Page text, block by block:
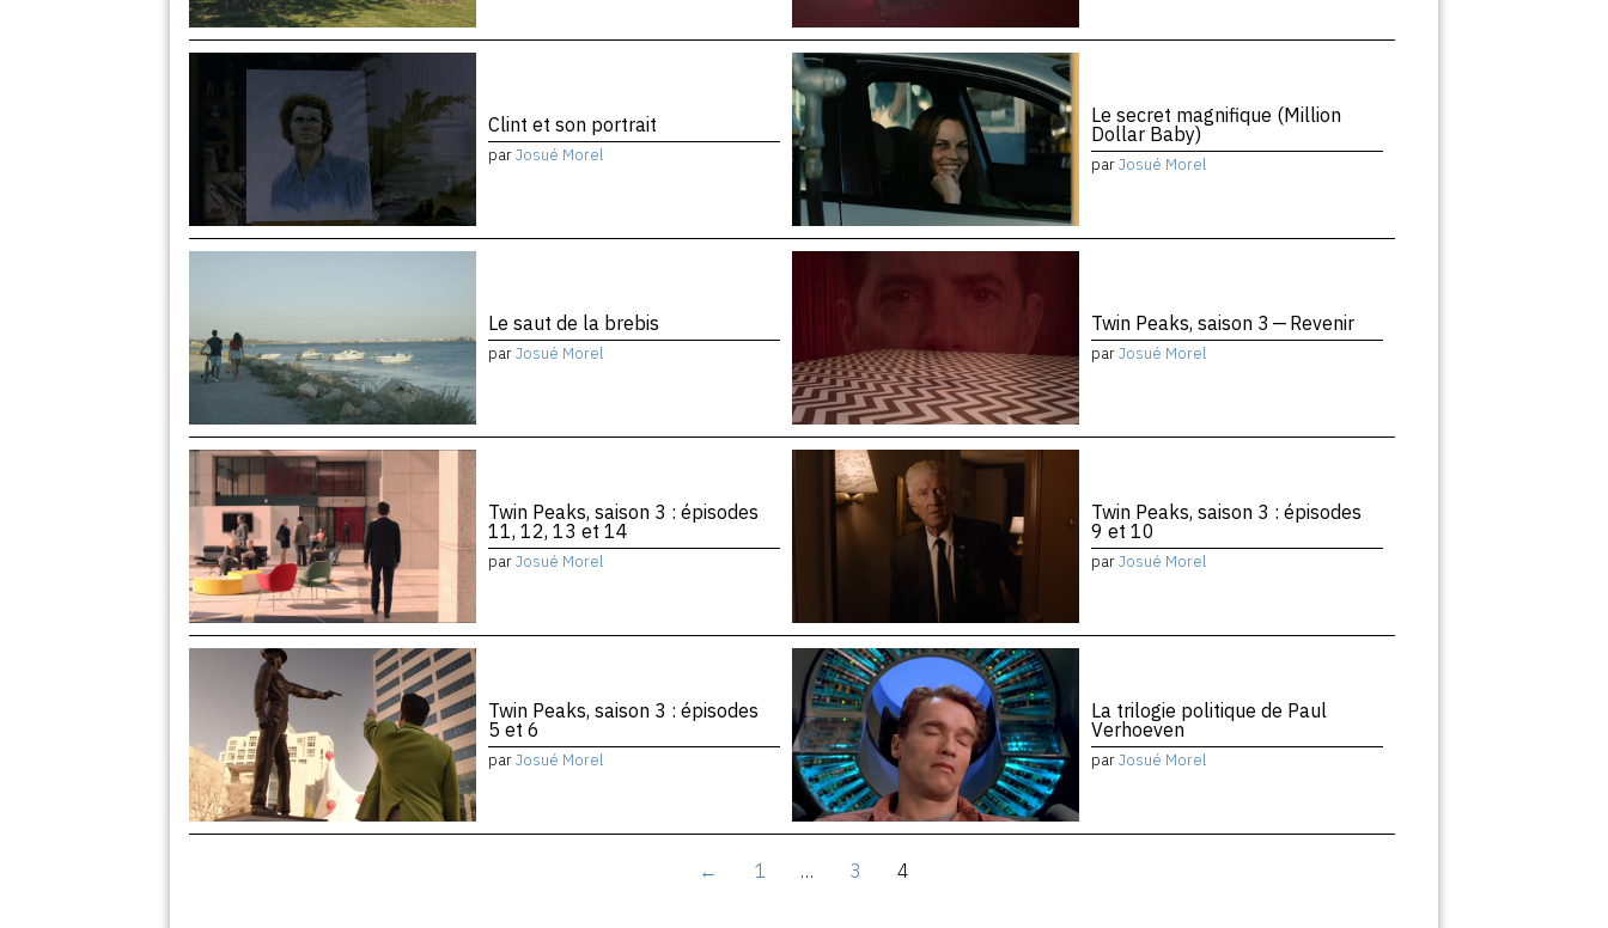
Clint et son portrait
parJosué Morel
Le secret magnifique (Million
Dollar Baby)
parJosué Morel
Le saut de la brebis
parJosué Morel
Twin Peaks, saison 3 — Revenir
parJosué Morel
Twin Peaks, saison 3 : épisodes
11, 12, 13 et 14
parJosué Morel
Twin Peaks, saison 3 : épisodes
9 et 10
parJosué Morel
Twin Peaks, saison 3 : épisodes
5 et 6
parJosué Morel
La trilogie politique de Paul
Verhoeven
parJosué Morel
← 1 … 3 4